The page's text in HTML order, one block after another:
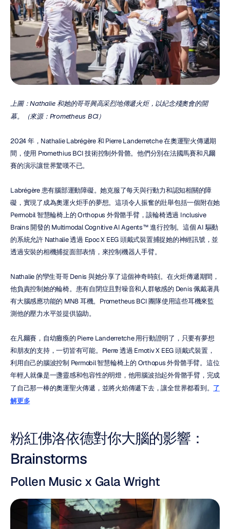
上圖：Nathalie 和她的哥哥興高采烈地傳遞火炬，以紀念殘奧會的開
幕。（來源：Prometheus BCI）
2024 年，Nathalie Labrégère 和 Pierre Landerretche 在奧運聖火傳遞期
間，使用 Promethius BCI 技術控制外骨骼。他們分別在法國馬賽和凡爾
賽的演示讓世界驚嘆不已。
Labrégère 患有腦部運動障礙。她克服了每天與行動力和認知相關的障
礙，實現了成為奧運火炬手的夢想。這項令人振奮的壯舉包括一個附在她
Permobil 智慧輪椅上的 Orthopus 外骨骼手臂，該輪椅透過 Inclusive
Brains 開發的 Multimodal Cognitive AI Agents™ 進行控制。這個 AI 驅動
的系統允許 Nathalie 透過 Epoc X EEG 頭戴式裝置捕捉她的神經訊號，並
透過安裝的相機捕捉面部表情，來控制機器人手臂。
Nathalie 的孿生哥哥 Denis 與她分享了這個神奇時刻。在火炬傳遞期間，
他負責控制她的輪椅。患有自閉症且對噪音和人群敏感的 Denis 佩戴著具
有大腦感應功能的 MN8 耳機。Prometheus BCI 團隊使用這些耳機來監
測他的壓力水平並提供協助。
在凡爾賽，自幼癱瘓的 Pierre Landerretche 用行動證明了，只要有夢想
和朋友的支持，一切皆有可能。Pierre 透過 Emotiv X EEG 頭戴式裝置，
利用自己的腦波控制 Permobil 智慧輪椅上的 Orthopus 外骨骼手臂。這位
年輕人就像是一盞靈感和包容性的明燈，他用腦波抬起外骨骼手臂，完成
了自己那一棒的奧運聖火傳遞，並將火焰傳遞下去，讓全世界都看到。 了
解更多
粉紅佛洛依德對你大腦的影響：
Brainstorms
Pollen Music x Gala Wright